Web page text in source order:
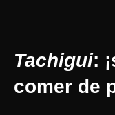
Tachigui:
comer de